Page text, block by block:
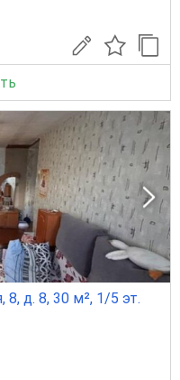
8, д. 8, 30 м², 1/5 эт.